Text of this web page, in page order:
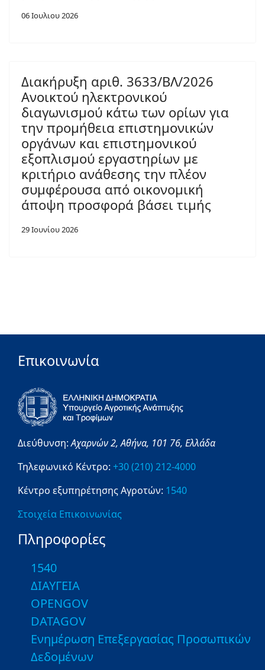
06 Ιουλιου 2026
Διακήρυξη αριθ. 3633/ΒΛ/2026
Ανοικτού ηλεκτρονικού
διαγωνισμού κάτω των ορίων για
την προμήθεια επιστημονικών
οργάνων και επιστημονικού
εξοπλισμού εργαστηρίων με
κριτήριο ανάθεσης την πλέον
συμφέρουσα από οικονομική
άποψη προσφορά βάσει τιμής
29 Ιουνίου 2026
Επικοινωνία
Διεύθυνση:Αχαρνών 2,Αθήνα, 101 76, Ελλάδα
Τηλεφωνικό Κέντρο: +30 (210) 212-4000
Κέντρο εξυπηρέτησης Αγροτών: 1540
Στοιχεία Επικοινωνίας
Πληροφορίες
1540
ΔΙΑΥΓΕΙΑ
OPENGOV
DATAGOV
Ενημέρωση Επεξεργασίας Προσωπικών
Δεδομένων